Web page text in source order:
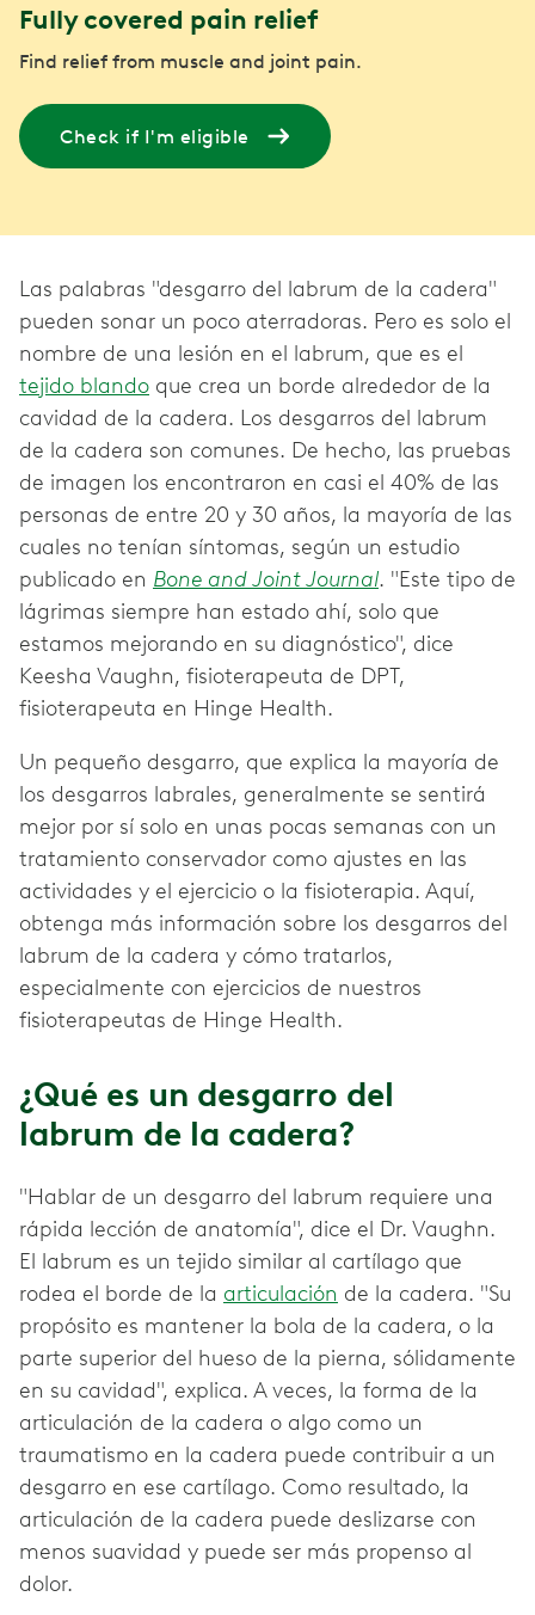
Fully covered pain relief
Find relief from muscle and joint pain.
Check if I'm eligible
Las palabras "desgarro del labrum de la cadera"
pueden sonar un poco aterradoras. Pero es solo el
nombre de una lesión en el labrum, que es el
tejido blando que crea un borde alrededor de la
cavidad de la cadera. Los desgarros del labrum
de la cadera son comunes. De hecho, las pruebas
de imagen los encontraron en casi el 40% de las
personas de entre 20 y 30 años, la mayoría de las
cuales no tenían síntomas, según un estudio
publicado en Bone and Joint Journal. "Este tipo de
lágrimas siempre han estado ahí, solo que
estamos mejorando en su diagnóstico", dice
Keesha Vaughn, fisioterapeuta de DPT,
fisioterapeuta en Hinge Health.
Un pequeño desgarro, que explica la mayoría de
los desgarros labrales, generalmente se sentirá
mejor por sí solo en unas pocas semanas con un
tratamiento conservador como ajustes en las
actividades y el ejercicio o la fisioterapia. Aquí,
obtenga más información sobre los desgarros del
labrum de la cadera y cómo tratarlos,
especialmente con ejercicios de nuestros
fisioterapeutas de Hinge Health.
¿Qué es un desgarro del
labrum de la cadera?
"Hablar de un desgarro del labrum requiere una
rápida lección de anatomía", dice el Dr. Vaughn.
El labrum es un tejido similar al cartílago que
rodea el borde de la articulación de la cadera. "Su
propósito es mantener la bola de la cadera, o la
parte superior del hueso de la pierna, sólidamente
en su cavidad", explica. A veces, la forma de la
articulación de la cadera o algo como un
traumatismo en la cadera puede contribuir a un
desgarro en ese cartílago. Como resultado, la
articulación de la cadera puede deslizarse con
menos suavidad y puede ser más propenso al
dolor.